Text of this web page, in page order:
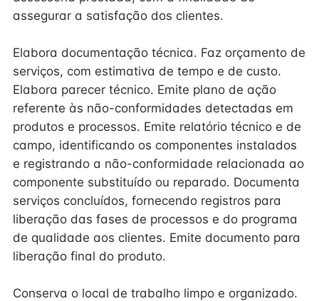
assegurar a satisfação dos clientes.
Elabora documentação técnica. Faz orçamento de
serviços, com estimativa de tempo e de custo.
Elabora parecer técnico. Emite plano de ação
referente às não-conformidades detectadas em
produtos e processos. Emite relatório técnico e de
campo, identificando os componentes instalados
e registrando a não-conformidade relacionada ao
componente substituído ou reparado. Documenta
serviços concluídos, fornecendo registros para
liberação das fases de processos e do programa
de qualidade aos clientes. Emite documento para
liberação final do produto.
Conserva o local de trabalho limpo e organizado.